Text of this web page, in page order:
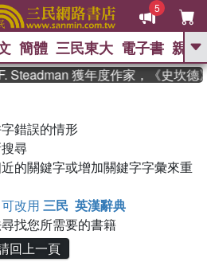
5
GO
史是一群喵 、
獎 臺灣漫遊錄
登輝時代 、 數學女孩：黎曼猜想 、
簡體 三民東大 電子書 親子
Steadman 獲年度作家，《史坎德
錯誤的情形
尋
的關鍵字或增加關鍵字字彙來重
改用 三民 英漢辭典
找您所需要的書籍
回上一頁